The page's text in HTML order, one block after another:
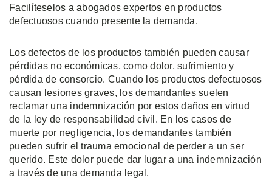
Facilíteselos a abogados expertos en productos
defectuosos cuando presente la demanda.
Los defectos de los productos también pueden causar
pérdidas no económicas, como dolor, sufrimiento y
pérdida de consorcio. Cuando los productos defectuosos
causan lesiones graves, los demandantes suelen
reclamar una indemnización por estos daños en virtud
de la ley de responsabilidad civil. En los casos de
muerte por negligencia, los demandantes también
pueden sufrir el trauma emocional de perder a un ser
querido. Este dolor puede dar lugar a una indemnización
a través de una demanda legal.